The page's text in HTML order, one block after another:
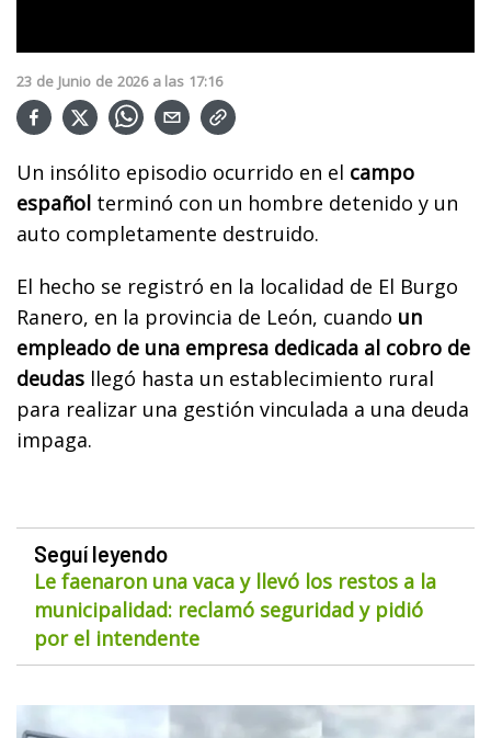
23 de Junio de 2026 a las 17:16
Un insólito episodio ocurrido en el campo
español terminó con un hombre detenido y un
auto completamente destruido.
El hecho se registró en la localidad de El Burgo
Ranero, en la provincia de León, cuando un
empleado de una empresa dedicada al cobro de
deudas llegó hasta un establecimiento rural
para realizar una gestión vinculada a una deuda
impaga.
Seguí leyendo
Le faenaron una vaca y llevó los restos a la
municipalidad: reclamó seguridad y pidió
por el intendente